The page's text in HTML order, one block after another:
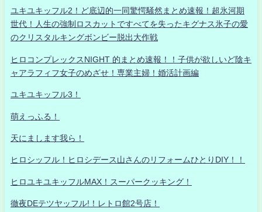
ユキユキッフル2！ど底辺的一同驚愕騒然まとめ速報！超氷河期
世代！人生の強制ロスカットですべてを失ったキグナス氷子の愛
のクリスタルキングボンビー脱出大作戦
ヒロコンプレックスNIGHT 的まとめ速報！！子供が欲しいど陰キ
ャアラフィフ女子のめざせ！専業主婦！婚活計画編
ユキユキッフル3！
萌えっふる！
天にまします我ら！
ヒロシッフル！ヒロシデース山さんのリフォームひとりDIY！！
ヒロユキユキッフルMAX！スーパークッキング！
徹夜DEテツヤッフル!！レトロ館2号店！